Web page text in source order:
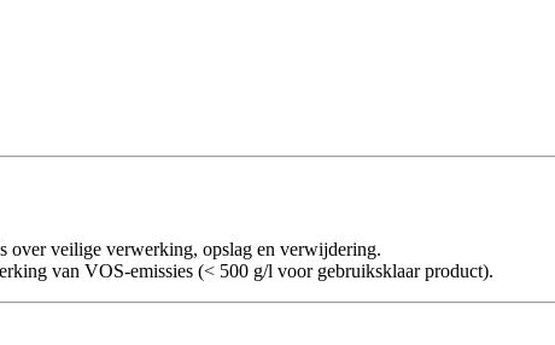
over veilige verwerking, opslag en verwijdering.
van VOS-emissies (< 500 g/l voor gebruiksklaar product).